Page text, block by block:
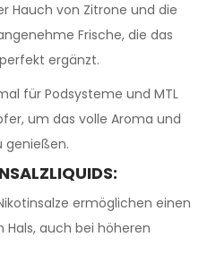
Hauch von Zitrone und die
Frische, die das
ergänzt.
für Podsysteme und MTL
um das volle Aroma und
genießen.
ermöglichen einen
auch bei höheren